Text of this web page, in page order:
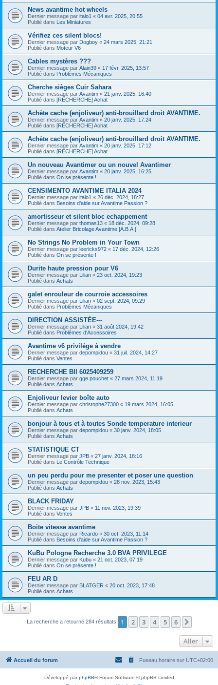
News avantime hot wheels
Dernier message par italo1 « 04 avr. 2025, 20:55
Publié dans Les Miniatures
Vérifiez ces silent blocs!
Dernier message par Dogboy « 24 mars 2025, 21:21
Publié dans Moteur V6
Cables mystères ???
Dernier message par Alain39 « 17 févr. 2025, 13:57
Publié dans Problèmes Mécaniques
Cherche sièges Cuir Sahara
Dernier message par Avantim « 21 janv. 2025, 16:40
Publié dans [RECHERCHE] Achat
Achète cache (enjoliveur) anti-brouillard droit AVANTIME.
Dernier message par Avantim « 20 janv. 2025, 17:24
Publié dans [RECHERCHE] Achat
Achète cache (enjoliveur) anti-brouillard droit AVANTIME.
Dernier message par Avantim « 20 janv. 2025, 17:12
Publié dans [RECHERCHE] Achat
Un nouveau Avantimer ou un nouvel Avantimer
Dernier message par Avantim « 20 janv. 2025, 16:25
Publié dans On se présente !
CENSIMENTO AVANTIME ITALIA 2024
Dernier message par italo1 « 26 déc. 2024, 18:27
Publié dans Besoins d'aide sur Avantime Passion ?
amortisseur et silent bloc echappement
Dernier message par thomas13 « 18 déc. 2024, 09:28
Publié dans Atelier Bricolage Avantime [A.B.A.]
No Strings No Problem in Your Town
Dernier message par leericks972 « 17 déc. 2024, 12:26
Publié dans On se présente !
Durite haute pression pour V6
Dernier message par Lilian « 23 oct. 2024, 19:23
Publié dans Achats
galet enrouleur de courroie accessoires
Dernier message par Lilian « 02 sept. 2024, 09:29
Publié dans Problèmes Mécaniques
DIRECTION ASSISTÉE---
Dernier message par Lilian « 31 août 2024, 19:42
Publié dans Problèmes d'Accessoires
Avantime v6 privilége à vendre
Dernier message par depompidou « 31 juil. 2024, 14:27
Publié dans Ventes
RECHERCHE BII 6025409259
Dernier message par gge pouchet « 27 mars 2024, 11:19
Publié dans Achats
Enjoliveur levier boîte auto
Dernier message par christophe27300 « 19 mars 2024, 16:05
Publié dans Achats
bonjour à tous et à toutes Sonde temperature interieur
Dernier message par depompidou « 30 janv. 2024, 18:05
Publié dans Achats
STATISTIQUE CT
Dernier message par JPB « 27 janv. 2024, 18:16
Publié dans Le Contrôle Technique
un peu perdu pour me presenter et poser une question
Dernier message par depompidou « 28 nov. 2023, 15:43
Publié dans Achats
BLACK FRIDAY
Dernier message par JPB « 11 nov. 2023, 19:39
Publié dans Ventes
Boite vitesse avantime
Dernier message par Ricardo « 30 oct. 2023, 11:14
Publié dans Besoins d'aide sur Avantime Passion ?
KuBu Pologne Recherche 3.0 BVA PRIVILEGE
Dernier message par Kubu « 21 oct. 2023, 07:19
Publié dans On se présente !
FEU AR D
Dernier message par BLATGER « 20 oct. 2023, 17:48
Publié dans Achats
La recherche a retourné 284 résultats 1 2 3 4 5 6
Aller
Accueil du forum Fuseau horaire sur UTC+02:00
Développé parphpBB® Forum Software © phpBB Limited